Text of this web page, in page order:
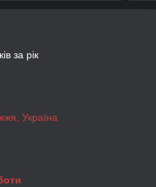
за рік
Україна